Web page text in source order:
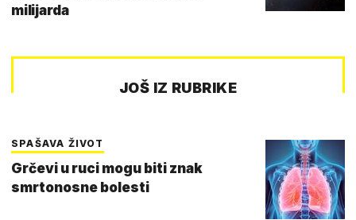
milijarda
JOŠ IZ RUBRIKE
SPAŠAVA ŽIVOT
Grčevi u ruci mogu biti znak
smrtonosne bolesti